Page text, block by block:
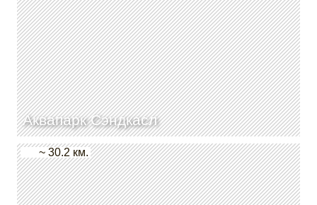
Аквапарк Сэндкасл
~ 30.2 км.